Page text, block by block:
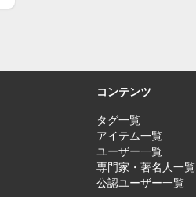
コンテンツ
タグ一覧
アイテム一覧
ユーザー一覧
専門家・著名人一覧
公認ユーザー一覧